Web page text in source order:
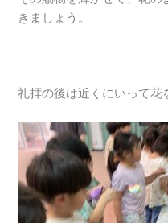
きましょう。
礼拝の後は近くにいって花